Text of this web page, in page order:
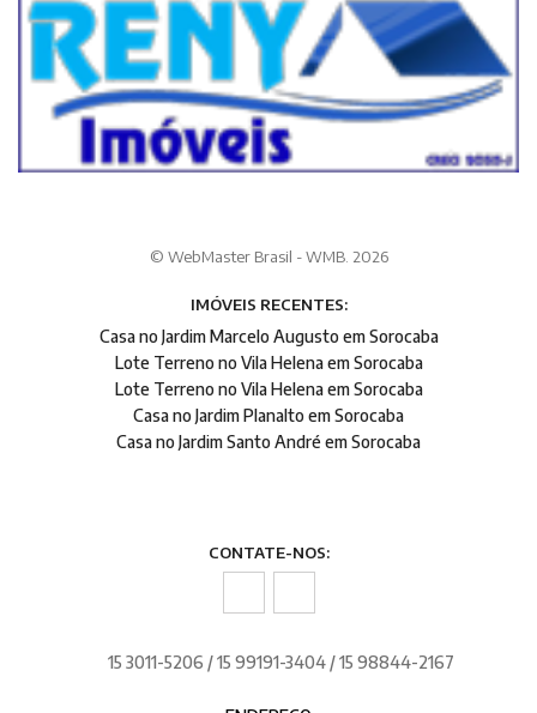
© WebMaster Brasil - WMB. 2026
IMÓVEIS RECENTES:
Casa no Jardim Marcelo Augusto em Sorocaba
Lote Terreno no Vila Helena em Sorocaba
Lote Terreno no Vila Helena em Sorocaba
Casa no Jardim Planalto em Sorocaba
Casa no Jardim Santo André em Sorocaba
CONTATE-NOS:
15 3011-5206 / 15 99191-3404 / 15 98844-2167